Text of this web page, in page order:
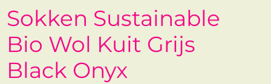
Sokken Sustainable
Bio Wol Kuit Grijs
Black Onyx